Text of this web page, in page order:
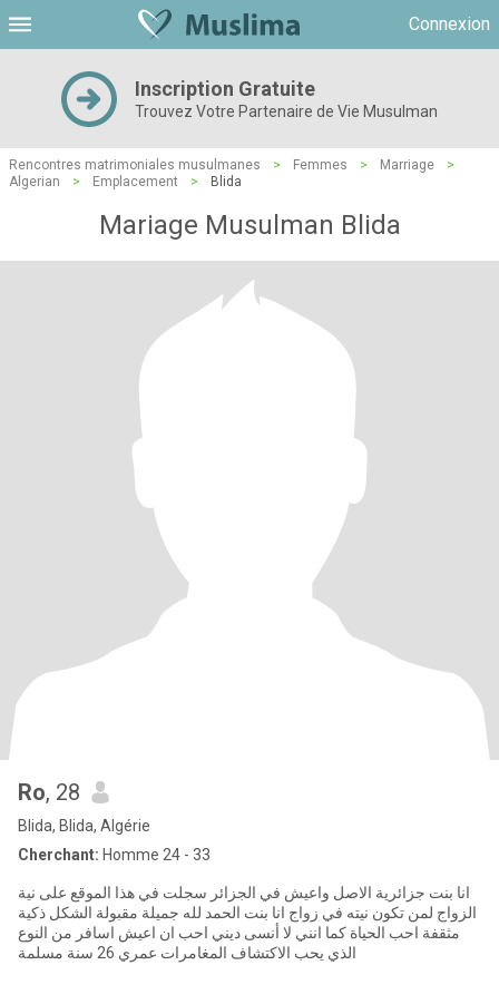
Connexion
Inscription Gratuite
Trouvez Votre Partenaire de Vie Musulman
Rencontres matrimoniales musulmanes > Femmes > Marriage
>
Algerian
> Emplacement > Blida
Mariage Musulman Blida
Ro, 28
Blida, Blida, Algérie
Cherchant: Homme 24 - 33
انا بنت جزائرية الاصل واعيش في الجزائر سجلت في هذا الموقع على نية
الزواج لمن تكون نيته في زواج انا بنت الحمد لله جميلة مقبولة الشكل ذكية
مثقفة احب الحياة كما انني لا أنسى ديني احب ان اعيش اسافر من النوع
الذي يحب الاكتشاف المغامرات عمري 26 سنة مسلمة